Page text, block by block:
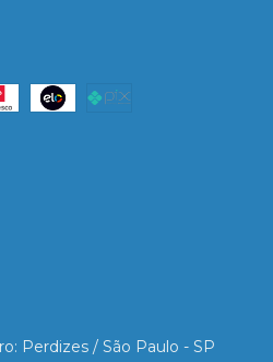
Perdizes / São Paulo - SP